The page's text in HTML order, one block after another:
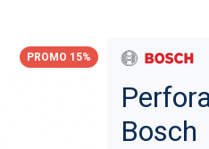
PROMO 15%
Bosch